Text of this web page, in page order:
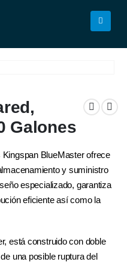
Galones
BlueMaster ofrece
y suministro
especializado, garantiza
eficiente así como la
está construido con doble
una posible ruptura del